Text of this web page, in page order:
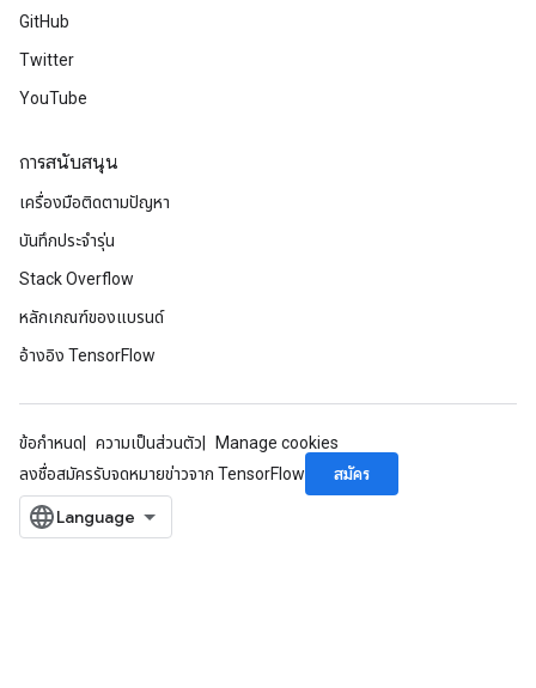
GitHub
Twitter
YouTube
การสนับสนุน
เครื่องมือติดตามปัญหา
บันทึกประจำรุ่น
Stack Overflow
หลักเกณฑ์ของแบรนด์
อ้างอิง TensorFlow
ข้อกำหนด ความเป็นส่วนตัว
Manage cookies
ลงชื่อสมัครรับจดหมายข่าวจาก TensorFlow
สมัคร